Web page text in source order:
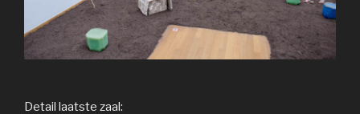
Detail laatste zaal: